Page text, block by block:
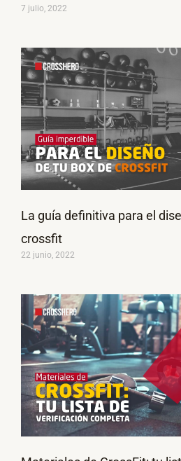
7 julio, 2022
La guía definitiva para el
crossfit
22 junio, 2022